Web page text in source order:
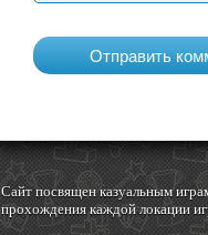
Cайт посвящен казуальным
прохождения каждой локации